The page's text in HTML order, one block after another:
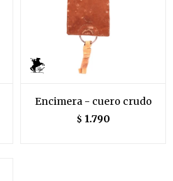
Encimera - cuero crudo
$ 1.790